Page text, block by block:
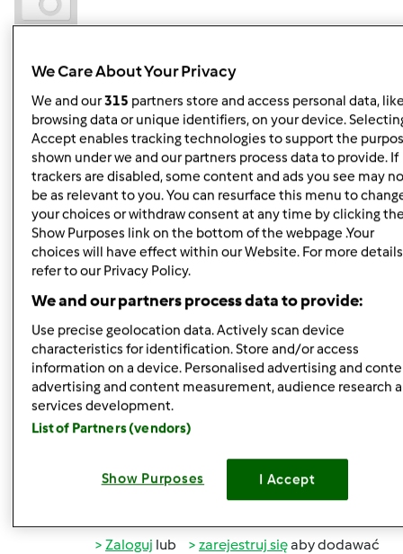
Vol.170
Góra strony
Zalogujlub zarejestruj sięaby dodawać
komentarze
pt., 11/29/2013 - 05:44
#6
Vol.171
Góra strony
Zaloguj lub zarejestruj sięaby dodawać
We Care About Your Privacy
We and our315 partners store and access personal data,
browsing data or unique identifiers, on your device.
Accept enables tracking technologies to support the
shown under we and our partners process data to provide. If
trackers are disabled, some content and ads you see may
be as relevant to you. You can resurface this menu to
your choices or withdraw consent at any time by clicking
Show Purposes link on the bottom of the webpage .Your
choices will have effect within our Website. For more
refer to our Privacy Policy.
We and our partners process data to provide:
Use precise geolocation data. Actively scan device
characteristics for identification. Store and/or access
information on a device. Personalised advertising and
advertising and content measurement, audience research
services development.
List of Partners (vendors)
Show Purposes I Accept